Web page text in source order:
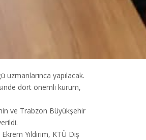
uzmanlarınca yapılacak.
dört önemli kurum,
ve Trabzon Büyükşehir
Yıldırım, KTÜ Diş